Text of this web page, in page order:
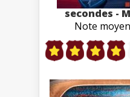
secondes -
Note